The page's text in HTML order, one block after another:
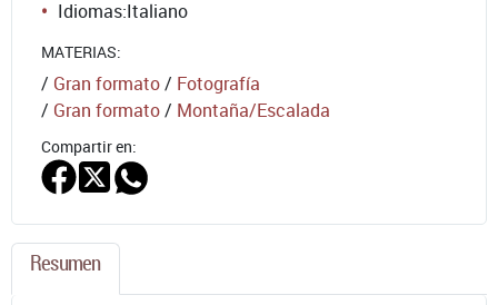
Idiomas:Italiano
MATERIAS:
/ Gran formato/ Fotografía
/ Gran formato/ Montaña/Escalada
Compartir en:
Resumen